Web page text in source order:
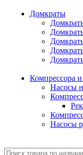
Домкраты
Компрессора
Насосы
Насосы